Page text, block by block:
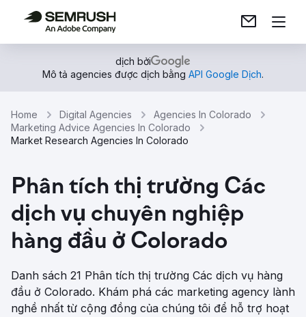
dịch bởi
Mô tả agencies được dịch bằng API Google Dịch.
Home Digital Agencies
Agencies In Colorado
Marketing Advice Agencies In Colorado
Market Research Agencies In Colorado
Phân tích thị trường Các
dịch vụ chuyên nghiệp
hàng đầu ở Colorado
Danh sách 21 Phân tích thị trường Các dịch vụ hàng
đầu ở Colorado. Khám phá các marketing agency lành
nghề nhất từ ​​cộng đồng của chúng tôi để hỗ trợ hoạt